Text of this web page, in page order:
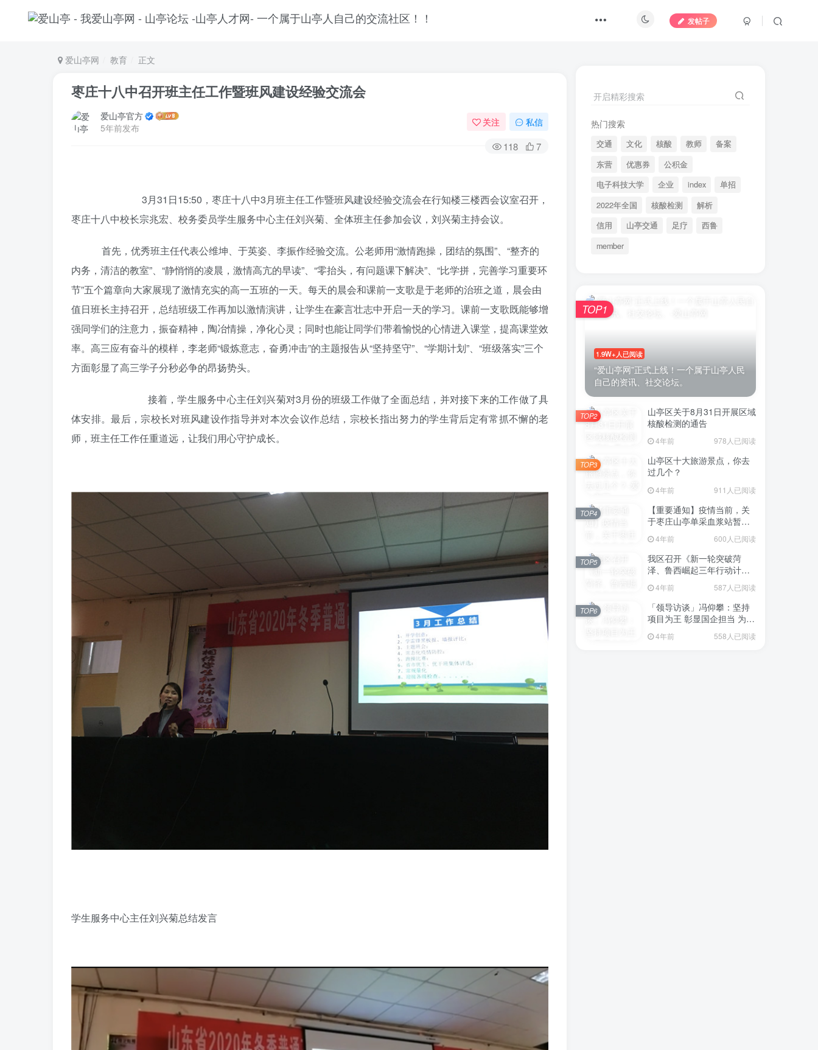
发帖子
爱山亭网 教育 正文
枣庄十八中召开班主任工作暨班风建设经验交流会
爱山亭官方
5年前发布
关注 私信
118 7
3月31日15:50，枣庄十八中3月班主任工作暨班风建设经验交流会在行知楼三楼西会议室召开，
枣庄十八中校长宗兆宏、校务委员学生服务中心主任刘兴菊、全体班主任参加会议，刘兴菊主持会议。
首先，优秀班主任代表公维坤、于英姿、李振作经验交流。公老师用“激情跑操，团结的氛围”、“整齐的
内务，清洁的教室”、“静悄悄的凌晨，激情高亢的早读”、“零抬头，有问题课下解决”、“比学拼，完善学习重要环
节”五个篇章向大家展现了激情充实的高一五班的一天。每天的晨会和课前一支歌是于老师的治班之道，晨会由
值日班长主持召开，总结班级工作再加以激情演讲，让学生在豪言壮志中开启一天的学习。课前一支歌既能够增
强同学们的注意力，振奋精神，陶冶情操，净化心灵；同时也能让同学们带着愉悦的心情进入课堂，提高课堂效
率。高三应有奋斗的模样，李老师“锻炼意志，奋勇冲击”的主题报告从“坚持坚守”、“学期计划”、“班级落实”三个
方面彰显了高三学子分秒必争的昂扬势头。
接着，学生服务中心主任刘兴菊对3月份的班级工作做了全面总结，并对接下来的工作做了具
体安排。最后，宗校长对班风建设作指导并对本次会议作总结，宗校长指出努力的学生背后定有常抓不懈的老
师，班主任工作任重道远，让我们用心守护成长。
学生服务中心主任刘兴菊总结发言
开启精彩搜索
热门搜索
交通 文化 核酸 教师
备案
东营
优惠券
公积金
电子科技大学
企业 index
单招
2022年全国
核酸检测
解析
信用
山亭交通 足疗
西鲁
member
1.9W+人已阅读
“爱山亭网”正式上线！一个属于山亭人民
自己的资讯、社交论坛。
TOP1
山亭区关于8月31日开展区域
核酸检测的通告
4年前 978人已阅读
TOP2
山亭区十大旅游景点，你去
过几个？
4年前 911人已阅读
TOP3
【重要通知】疫情当前，关
于枣庄山亭单采血浆站暂停
4年前 600人已阅读
TOP4
我区召开《新一轮突破菏
泽、鲁西崛起三年行动计划
意见稿）政策分析研判会议
4年前 587人已阅读
TOP5
「领导访谈」冯仰攀：坚持
项目为王 彰显国企担当 为全
点项目建设贡献“交发力量”
4年前 558人已阅读
TOP6
登录
没有账号？立即注册
手机号
记住登录
社交账号登录
QQ登录 微信登录